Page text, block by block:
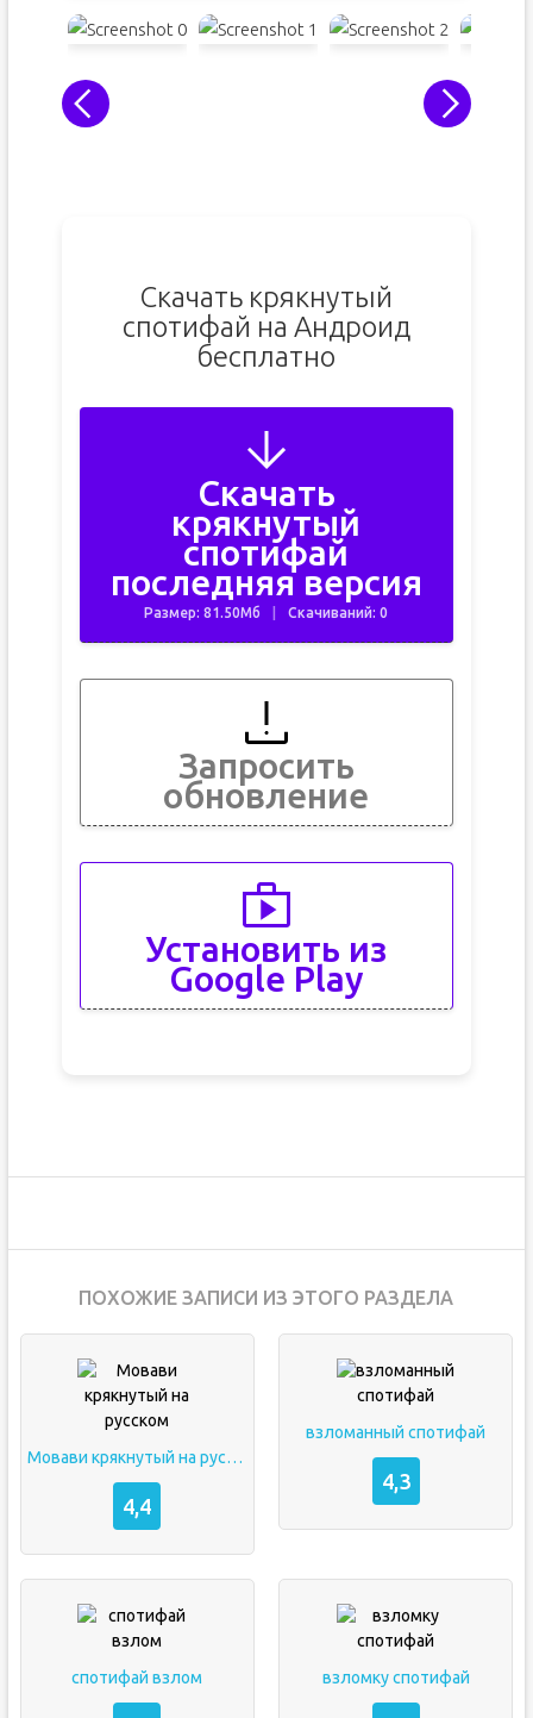
Скачать крякнутый
спотифай на Андроид
бесплатно
Скачать
крякнутый
спотифай
последняя версия
Размер: 81.50Мб Скачиваний: 0
Запросить
обновление
Установить из
Google Play
ПОХОЖИЕ ЗАПИСИ ИЗ ЭТОГО РАЗДЕЛА
Мовави крякнутый на русском
4,4
взломанный спотифай
4,3
спотифай взлом взломку спотифай